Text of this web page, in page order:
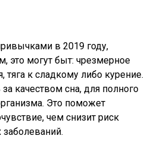
в 2019 году,
это могут быт: чрезмерное
тяга к сладкому либо курение.
качеством сна, для полного
Это поможет
чем снизит риск